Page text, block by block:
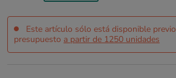
Este artículo sólo está disponible previo
presupuesto a partir de 1250 unidades